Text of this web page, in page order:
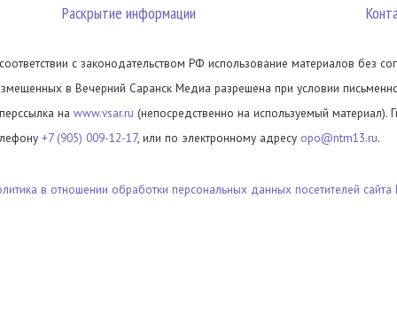
Раскрытие информации
с законодательством РФ использование материалов без
в Вечерний Саранск Медиа разрешена при условии
на www.vsar.ru (непосредственно на используемый материал).
+7 (905) 009-12-17, или по электронному адресу opo@ntm13.ru.
в отношении обработки персональных данных посетителей